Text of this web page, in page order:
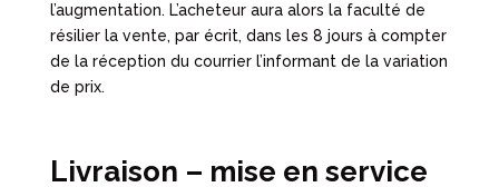
l’augmentation. L’acheteur aura alors la faculté de
résilier la vente, par écrit, dans les 8 jours à compter
de la réception du courrier l’informant de la variation
de prix.
Livraison – mise en service